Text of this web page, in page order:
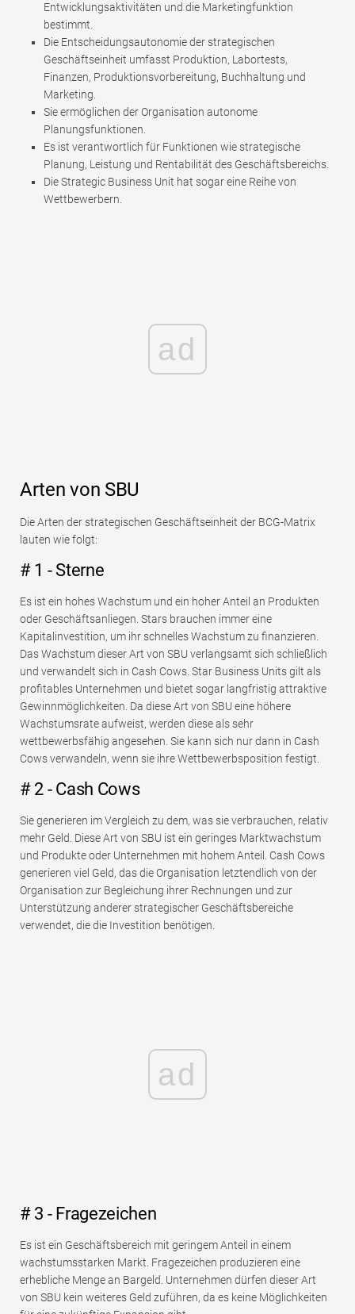
Entwicklungsaktivitäten und die Marketingfunktion
bestimmt.
Die Entscheidungsautonomie der strategischen
Geschäftseinheit umfasst Produktion, Labortests,
Finanzen, Produktionsvorbereitung, Buchhaltung und
Marketing.
Sie ermöglichen der Organisation autonome
Planungsfunktionen.
Es ist verantwortlich für Funktionen wie strategische
Planung, Leistung und Rentabilität des Geschäftsbereichs.
Die Strategic Business Unit hat sogar eine Reihe von
Wettbewerbern.
ad
Arten von SBU
Die Arten der strategischen Geschäftseinheit der BCG-Matrix
lauten wie folgt:
# 1 - Sterne
Es ist ein hohes Wachstum und ein hoher Anteil an Produkten
oder Geschäftsanliegen. Stars brauchen immer eine
Kapitalinvestition, um ihr schnelles Wachstum zu finanzieren.
Das Wachstum dieser Art von SBU verlangsamt sich schließlich
und verwandelt sich in Cash Cows. Star Business Units gilt als
profitables Unternehmen und bietet sogar langfristig attraktive
Gewinnmöglichkeiten. Da diese Art von SBU eine höhere
Wachstumsrate aufweist, werden diese als sehr
wettbewerbsfähig angesehen. Sie kann sich nur dann in Cash
Cows verwandeln, wenn sie ihre Wettbewerbsposition festigt.
# 2 - Cash Cows
Sie generieren im Vergleich zu dem, was sie verbrauchen, relativ
mehr Geld. Diese Art von SBU ist ein geringes Marktwachstum
und Produkte oder Unternehmen mit hohem Anteil. Cash Cows
generieren viel Geld, das die Organisation letztendlich von der
Organisation zur Begleichung ihrer Rechnungen und zur
Unterstützung anderer strategischer Geschäftsbereiche
verwendet, die die Investition benötigen.
ad
# 3 - Fragezeichen
Es ist ein Geschäftsbereich mit geringem Anteil in einem
wachstumsstarken Markt. Fragezeichen produzieren eine
erhebliche Menge an Bargeld. Unternehmen dürfen dieser Art
von SBU kein weiteres Geld zuführen, da es keine Möglichkeiten